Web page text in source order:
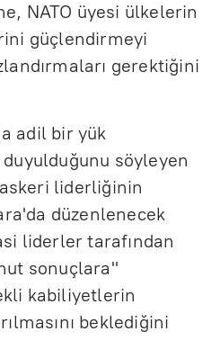
NATO üyesi ülkelerin
güçlendirmeyi
gerektiğini
adil bir yük
söyleyen
liderliğinin
düzenlenecek
liderler tarafından
sonuçlara"
kabiliyetlerin
beklediğini